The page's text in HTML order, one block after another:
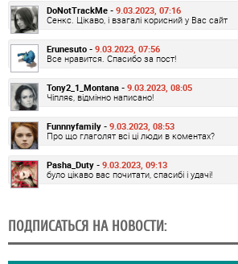
DoNotTrackMe - 9.03.2023, 07:16
Сенкс. Цікаво, і взагалі корисний у Вас сайт
Erunesuto - 9.03.2023, 07:56
Все нравится. Спасибо за пост!
Tony2_1_Montana - 9.03.2023, 08:05
Чіпляє, відмінно написано!
Funnnyfamily - 9.03.2023, 08:53
Про що глаголят всі ці люди в коментах?
Pasha_Duty - 9.03.2023, 09:13
було цікаво вас почитати, спасибі і удачі!
ПОДПИСАТЬСЯ НА НОВОСТИ: